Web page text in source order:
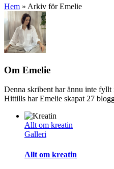
Hem » Arkiv för Emelie
Om Emelie
Denna skribent har ännu inte
Hittills har Emelie skapat 27
post
Allt om kreatin
Galleri
Allt om kreatin